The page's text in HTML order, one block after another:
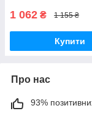
1 062 ₴ 1 155 ₴
Купити
Про нас
93%